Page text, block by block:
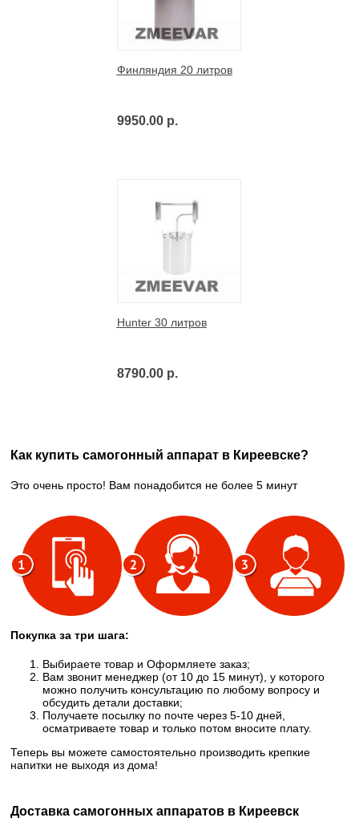
Финляндия 20 литров
9950.00 р.
Hunter 30 литров
8790.00 р.
Как купить самогонный аппарат в Киреевске?
Это очень просто! Вам понадобится не более 5 минут
Покупка за три шага:
Выбираете товар и Оформляете заказ;
Вам звонит менеджер (от 10 до 15 минут), у которого
можно получить консультацию по любому вопросу и
обсудить детали доставки;
Получаете посылку по почте через 5-10 дней,
осматриваете товар и только потом вносите плату.
Теперь вы можете самостоятельно производить крепкие
напитки не выходя из дома!
Доставка самогонных аппаратов в Киреевск